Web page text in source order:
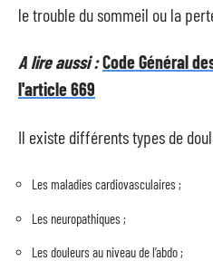
le trouble du sommeil ou la
A lire aussi :Code Général
l'article 669
Il existe différents types de
Les maladies cardiovasculaires ;
Les neuropathiques ;
Les douleurs au niveau de l’abdo ;